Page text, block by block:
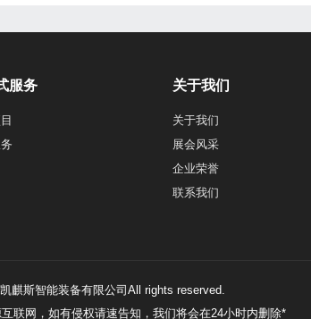
服务 关于我们
关于我们
展会风采
企业荣誉
联系我们
麒斯智能装备有限公司All rights reserved.
联网，如有侵权请速告知，我们将会在24小时内删除*